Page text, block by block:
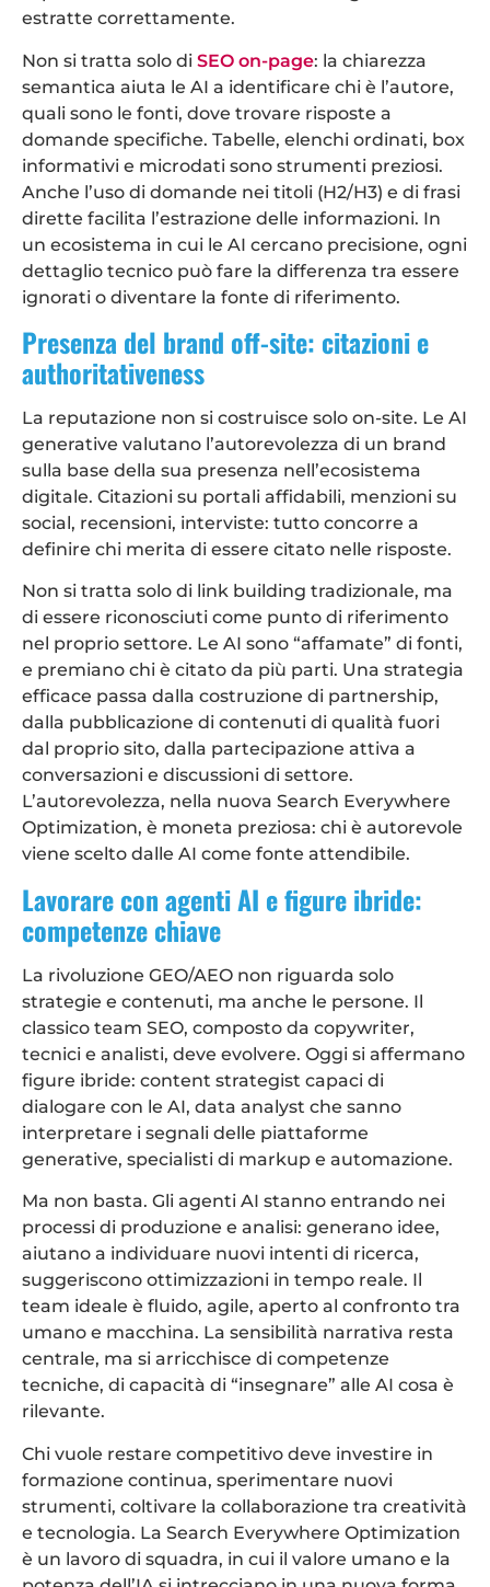
estratte correttamente.
Non si tratta solo di SEO on-page: la chiarezza
semantica aiuta le AI a identificare chi è l’autore,
quali sono le fonti, dove trovare risposte a
domande specifiche. Tabelle, elenchi ordinati, box
informativi e microdati sono strumenti preziosi.
Anche l’uso di domande nei titoli (H2/H3) e di frasi
dirette facilita l’estrazione delle informazioni. In
un ecosistema in cui le AI cercano precisione, ogni
dettaglio tecnico può fare la differenza tra essere
ignorati o diventare la fonte di riferimento.
Presenza del brand off-site: citazioni e
authoritativeness
La reputazione non si costruisce solo on-site. Le AI
generative valutano l’autorevolezza di un brand
sulla base della sua presenza nell’ecosistema
digitale. Citazioni su portali affidabili, menzioni su
social, recensioni, interviste: tutto concorre a
definire chi merita di essere citato nelle risposte.
Non si tratta solo di link building tradizionale, ma
di essere riconosciuti come punto di riferimento
nel proprio settore. Le AI sono “affamate” di fonti,
e premiano chi è citato da più parti. Una strategia
efficace passa dalla costruzione di partnership,
dalla pubblicazione di contenuti di qualità fuori
dal proprio sito, dalla partecipazione attiva a
conversazioni e discussioni di settore.
L’autorevolezza, nella nuova Search Everywhere
Optimization, è moneta preziosa: chi è autorevole
viene scelto dalle AI come fonte attendibile.
Lavorare con agenti AI e figure ibride:
competenze chiave
La rivoluzione GEO/AEO non riguarda solo
strategie e contenuti, ma anche le persone. Il
classico team SEO, composto da copywriter,
tecnici e analisti, deve evolvere. Oggi si affermano
figure ibride: content strategist capaci di
dialogare con le AI, data analyst che sanno
interpretare i segnali delle piattaforme
generative, specialisti di markup e automazione.
Ma non basta. Gli agenti AI stanno entrando nei
processi di produzione e analisi: generano idee,
aiutano a individuare nuovi intenti di ricerca,
suggeriscono ottimizzazioni in tempo reale. Il
team ideale è fluido, agile, aperto al confronto tra
umano e macchina. La sensibilità narrativa resta
centrale, ma si arricchisce di competenze
tecniche, di capacità di “insegnare” alle AI cosa è
rilevante.
Chi vuole restare competitivo deve investire in
formazione continua, sperimentare nuovi
strumenti, coltivare la collaborazione tra creatività
e tecnologia. La Search Everywhere Optimization
è un lavoro di squadra, in cui il valore umano e la